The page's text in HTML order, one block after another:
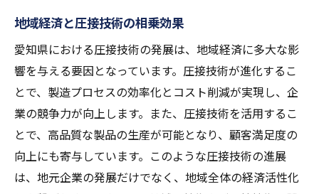
地域経済と圧接技術の相乗効果
愛知県における圧接技術の発展は、地域経済に多大な影
響を与える要因となっています。圧接技術が進化するこ
とで、製造プロセスの効率化とコスト削減が実現し、企
業の競争力が向上します。また、圧接技術を活用するこ
とで、高品質な製品の生産が可能となり、顧客満足度の
向上にも寄与しています。このような圧接技術の進展
は、地元企業の発展だけでなく、地域全体の経済活性化